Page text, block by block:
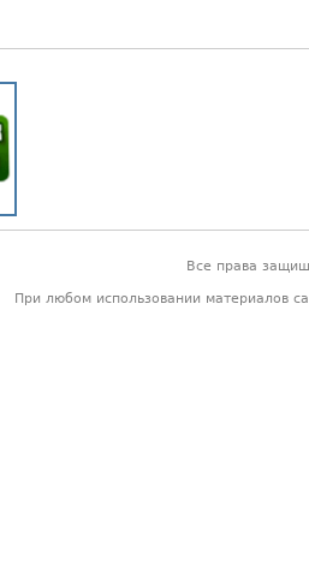
Все права
При любом использовании материалов